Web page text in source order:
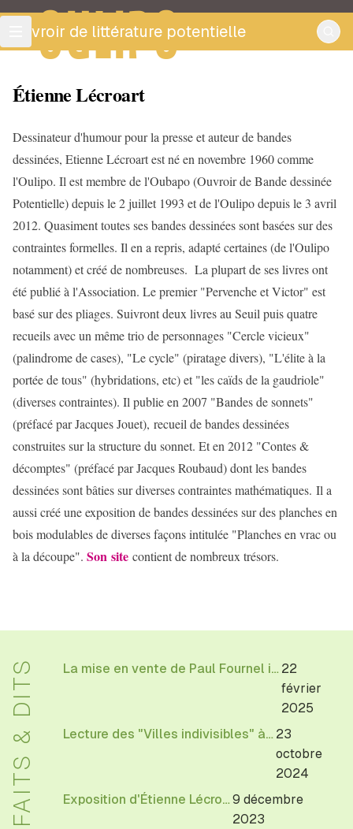
OULIPO
ouvroir de littérature potentielle
Étienne Lécroart
Dessinateur d'humour pour la presse et auteur de bandes
dessinées, Etienne Lécroart est né en novembre 1960 comme
l'Oulipo. Il est membre de l'Oubapo (Ouvroir de Bande dessinée
Potentielle) depuis le 2 juillet 1993 et de l'Oulipo depuis le 3 avril
2012. Quasiment toutes ses bandes dessinées sont basées sur des
contraintes formelles. Il en a repris, adapté certaines (de l'Oulipo
notamment) et créé de nombreuses. La plupart de ses livres ont
été publié à l'Association. Le premier "Pervenche et Victor" est
basé sur des pliages. Suivront deux livres au Seuil puis quatre
recueils avec un même trio de personnages "Cercle vicieux"
(palindrome de cases), "Le cycle" (piratage divers), "L'élite à la
portée de tous" (hybridations, etc) et "les caïds de la gaudriole"
(diverses contraintes). Il publie en 2007 "Bandes de sonnets"
(préfacé par Jacques Jouet), recueil de bandes dessinées
construites sur la structure du sonnet. Et en 2012 "Contes &
décomptes" (préfacé par Jacques Roubaud) dont les bandes
dessinées sont bâties sur diverses contraintes mathématiques. Il a
aussi créé une exposition de bandes dessinées sur des planches en
bois modulables de diverses façons intitulée "Planches en vrac ou
à la découpe". Son site contient de nombreux trésors.
FAITS & DITS La mise en vente de Paul Fournel illustrations d'Etienne Lécroart 22
février
2025
Lecture des "Villes indivisibles" à la librairie Reid Hall à Paris 23
octobre
2024
Exposition d'Étienne Lécroart9 décembre
2023